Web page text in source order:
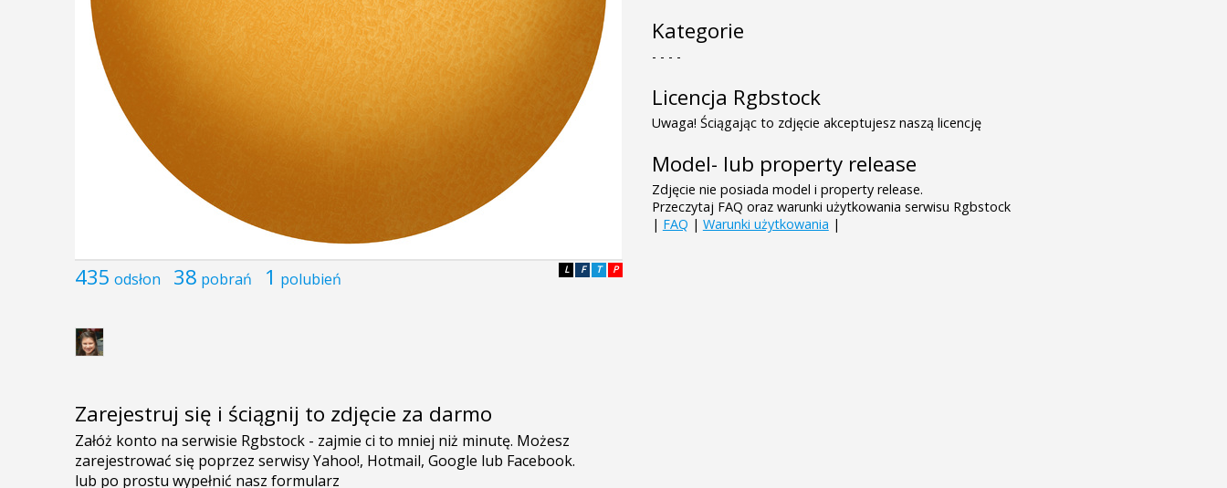
435 odsłon 38 pobrań 1 polubień P
T
F
L
Zarejestruj się i ściągnij to zdjęcie za darmo
Kategorie
- - - -
Licencja Rgbstock
Uwaga! Ściągając to zdjęcie akceptujesz naszą licencję
Model- lub property release
Zdjęcie nie posiada model i property release.
Przeczytaj FAQ oraz warunki użytkowania serwisu Rgbstock
| FAQ | Warunki użytkowania |